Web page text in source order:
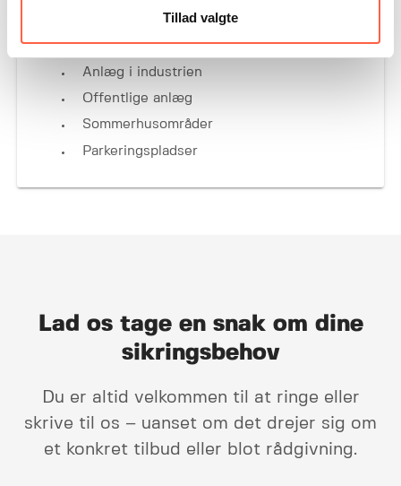
Tillad valgte
Automatisk bom BOA 20
Anlæg i industrien
Offentlige anlæg
Sommerhusområder
Parkeringspladser
Lad os tage en snak om dine
sikrings­behov
Du er altid velkommen til at ringe eller
skrive til os – uanset om det drejer sig om
et konkret tilbud eller blot rådgivning.